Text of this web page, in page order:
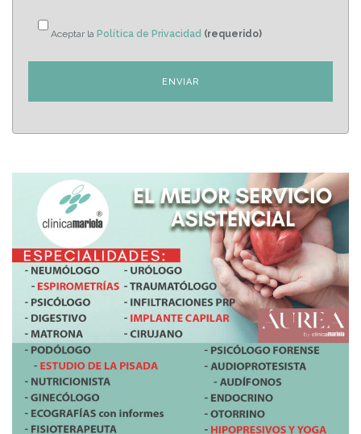
Aceptar la Política de Privacidad (requerido)